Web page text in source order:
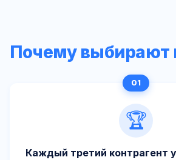
Почему выбирают
🏆
Каждый третий контрагент